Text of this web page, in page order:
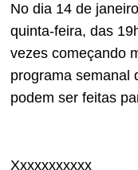
No dia 14 de
quinta-feira, das
vezes começando
programa semanal
podem ser feitas
Xxxxxxxxxxx